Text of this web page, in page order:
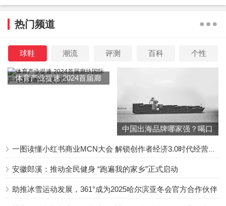
校的武亚凡面试时只有9岁，同样凭借一套拳让导演乌尔善
看到了他饰演哪吒的潜质。娜然、侯雯元、黄曦彦也纷纷回
感受到了剧组在选角环节的用心。
武汉观众称赞影片好看又震撼 主创相互模仿对方经典台
词
热门频道
球鞋 潮流 评测 百科 个性
体育产业提速 2024首届廊
中国出海品牌哪家强？喝口
安徽郎溪：推动全民健身 “跑遍我的家乡”正式启动
助推冰雪运动发展，361°成为2025哈尔滨亚冬会官方合作伙伴